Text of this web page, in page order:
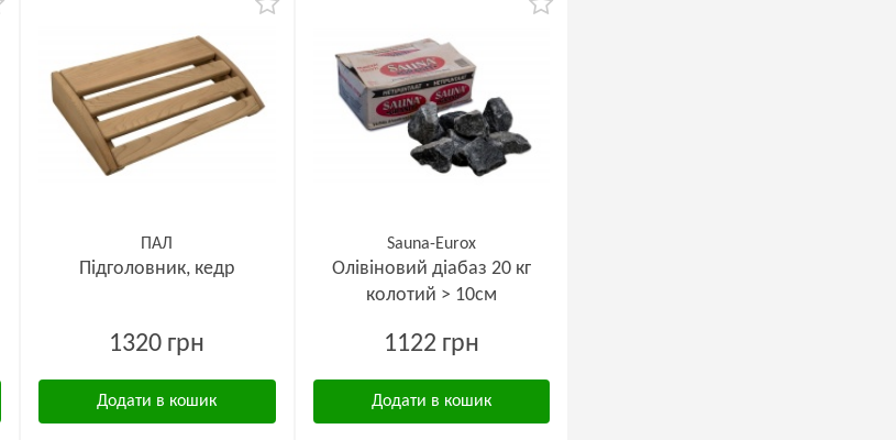
ПАЛ
Підголовник, кедр
1320 грн
Додати в кошик
Sauna-Eurox
Олівіновий діабаз 20 кг
колотий > 10см
1122 грн
Додати в кошик